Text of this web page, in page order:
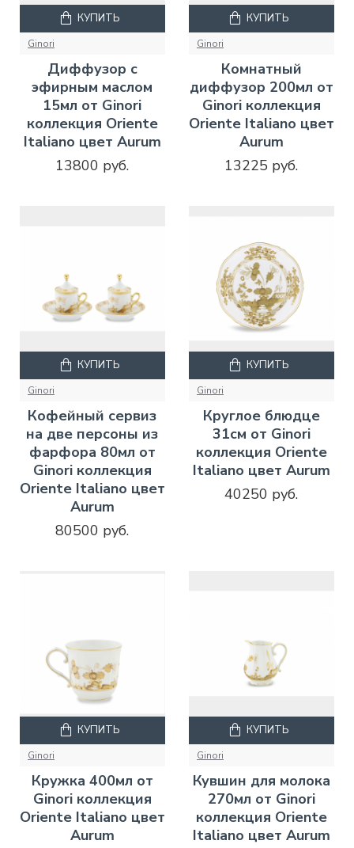
Ginori
Диффузор с
эфирным маслом
15мл от Ginori
коллекция Oriente
Italiano цвет Aurum
13800 руб.
КУПИТЬ
Ginori
Комнатный
диффузор 200мл от
Ginori коллекция
Oriente Italiano цвет
Aurum
13225 руб.
КУПИТЬ
Ginori
Кофейный сервиз
на две персоны из
фарфора 80мл от
Ginori коллекция
Oriente Italiano цвет
Aurum
80500 руб.
КУПИТЬ
Ginori
Круглое блюдце
31см от Ginori
коллекция Oriente
Italiano цвет Aurum
40250 руб.
КУПИТЬ
Ginori
Кружка 400мл от
Ginori коллекция
Oriente Italiano цвет
Aurum
КУПИТЬ
Ginori
Кувшин для молока
270мл от Ginori
коллекция Oriente
Italiano цвет Aurum
КУПИТЬ